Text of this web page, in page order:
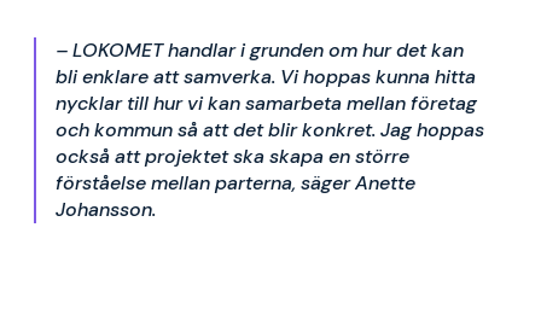
– LOKOMET handlar i grunden om hur det kan
bli enklare att samverka. Vi hoppas kunna hitta
nycklar till hur vi kan samarbeta mellan företag
och kommun så att det blir konkret. Jag hoppas
också att projektet ska skapa en större
förståelse mellan parterna, säger Anette
Johansson.